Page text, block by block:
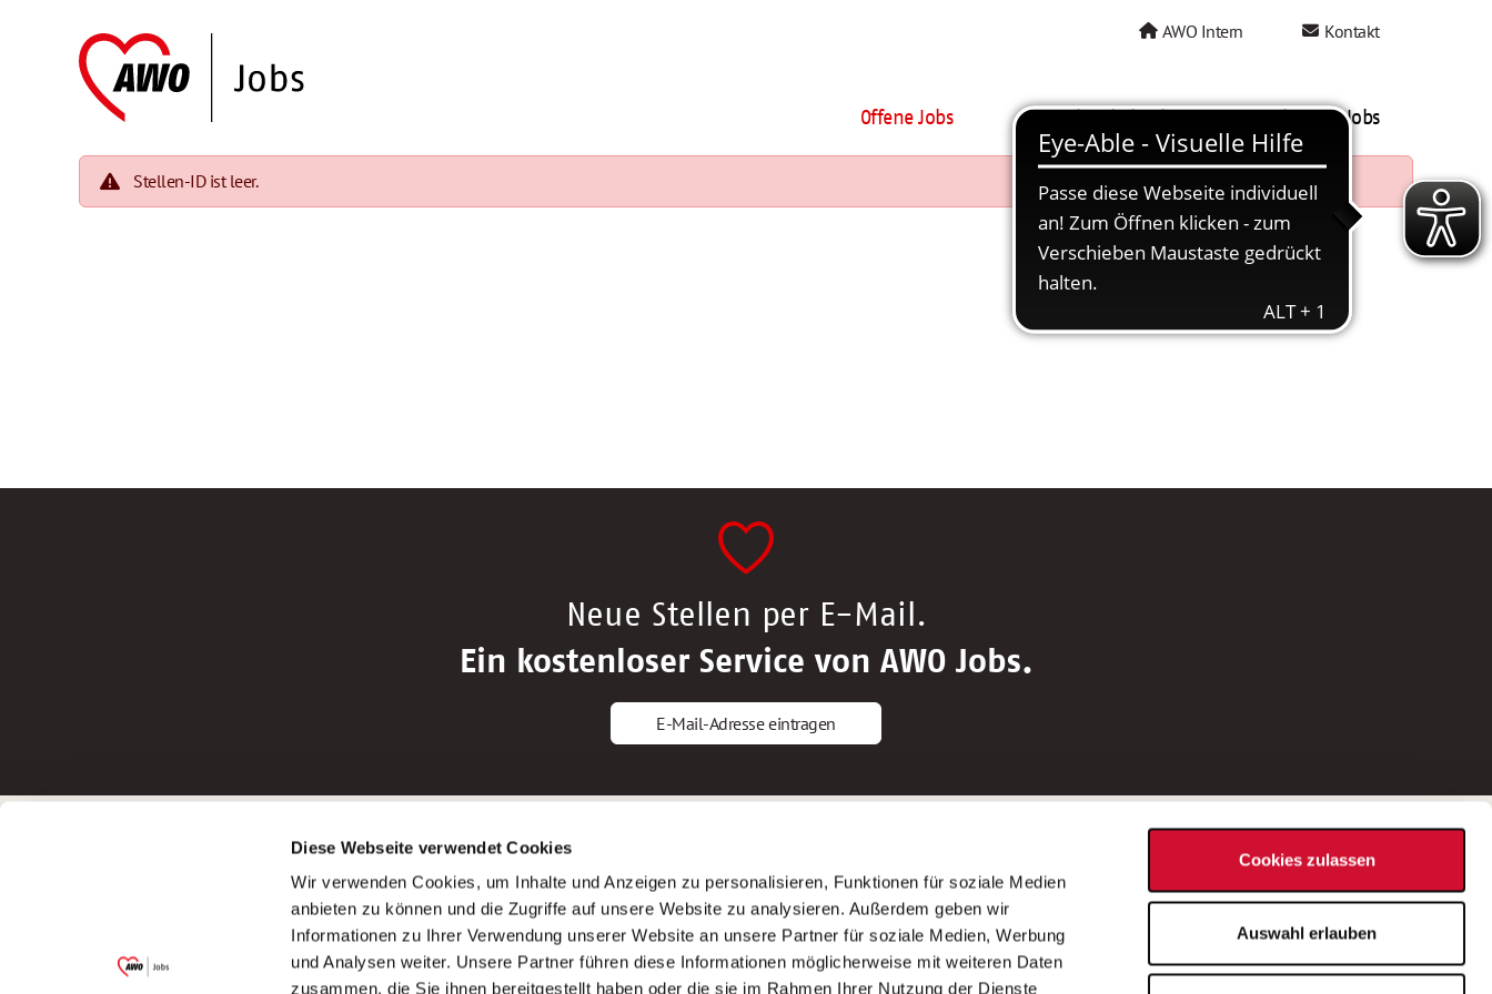
Diese Webseite verwendet Cookies
Wir verwenden Cookies, um Inhalte und Anzeigen zu personalisieren, Funktionen für soziale Medien
anbieten zu können und die Zugriffe auf unsere Website zu analysieren. Außerdem geben wir
Informationen zu Ihrer Verwendung unserer Website an unsere Partner für soziale Medien, Werbung
und Analysen weiter. Unsere Partner führen diese Informationen möglicherweise mit weiteren Daten
zusammen, die Sie ihnen bereitgestellt haben oder die sie im Rahmen Ihrer Nutzung der Dienste
Cookies zulassen
Auswahl erlauben
AWO Intern Kontakt
Offene Jobs AWO als Arbeitgeber Mein AWO Jobs
Stellen-ID ist leer.
Neue Stellen per E-Mail.
Ein kostenloser Service von AWO Jobs.
E-Mail-Adresse eintragen
Garitz Bewirtschaftungsbetriebe GmbH
(Ein Tochterunternehmen des AWO
Bezirksverbandes Unterfranken e.V.)
Bewerbungstipps
Bewerbung als Altenpfleger*in
Bewerbung als Krankenpfleger*in
Bewerbung als Altenpflegehelfer*in
Bewerbung als Erzieher*in
AWO Gliederungen nach Bundesland
Stellenangebote nach Bundesländern
Sitemap
Impressum
Datenschutz
Bei Fragen zu einer Stellenausschreibung
wenden Sie sich bitte an die*den in der
Stellenausschreibung genannte*n